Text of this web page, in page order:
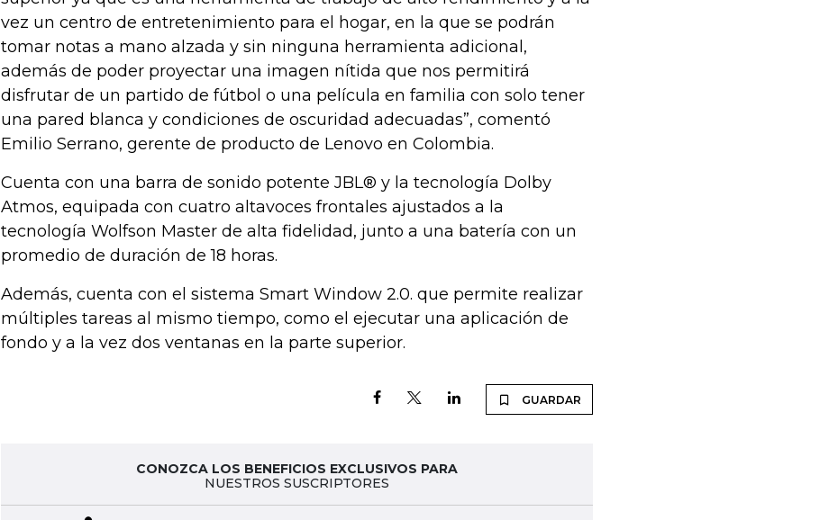
vez un centro de entretenimiento para el hogar, en la que se podrán
tomar notas a mano alzada y sin ninguna herramienta adicional,
además de poder proyectar una imagen nítida que nos permitirá
disfrutar de un partido de fútbol o una película en familia con solo tener
una pared blanca y condiciones de oscuridad adecuadas”, comentó
Emilio Serrano, gerente de producto de Lenovo en Colombia.
Cuenta con una barra de sonido potente JBL® y la tecnología Dolby
Atmos, equipada con cuatro altavoces frontales ajustados a la
tecnología Wolfson Master de alta fidelidad, junto a una batería con un
promedio de duración de 18 horas.
Además, cuenta con el sistema Smart Window 2.0. que permite realizar
múltiples tareas al mismo tiempo, como el ejecutar una aplicación de
fondo y a la vez dos ventanas en la parte superior.
GUARDAR
CONOZCA LOS BENEFICIOS EXCLUSIVOS PARA
NUESTROS SUSCRIPTORES